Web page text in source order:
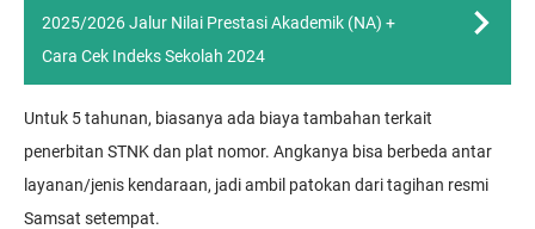
2025/2026 Jalur Nilai Prestasi Akademik (NA) +
Cara Cek Indeks Sekolah 2024
Untuk 5 tahunan, biasanya ada biaya tambahan terkait
penerbitan STNK dan plat nomor. Angkanya bisa berbeda antar
layanan/jenis kendaraan, jadi ambil patokan dari tagihan resmi
Samsat setempat.